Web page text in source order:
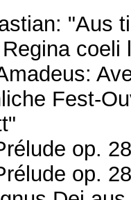
"Aus
coeli
Fest-
op.
op.